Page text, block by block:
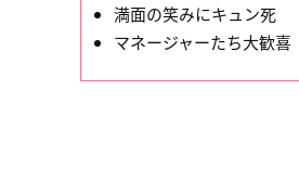
満面の笑みにキュン死
マネージャーたち大歓喜